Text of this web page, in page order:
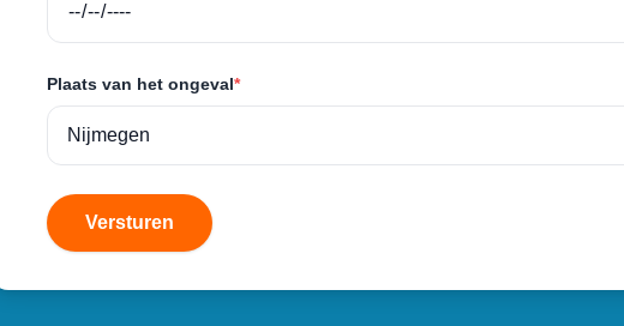
Plaats van het ongeval*
Versturen